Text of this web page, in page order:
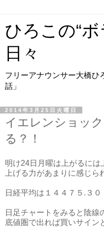
ひろこの“
日々
フリーアナウンサー大橋ひ
話」
2014年3月25日火曜日
イエレンショッ
る？！
明け24日月曜は上がるには
上げる力があまりに感じら
日経平均は１４４７５.３０
日足チャートをみると陰線
底値圏で出れば買いサイン